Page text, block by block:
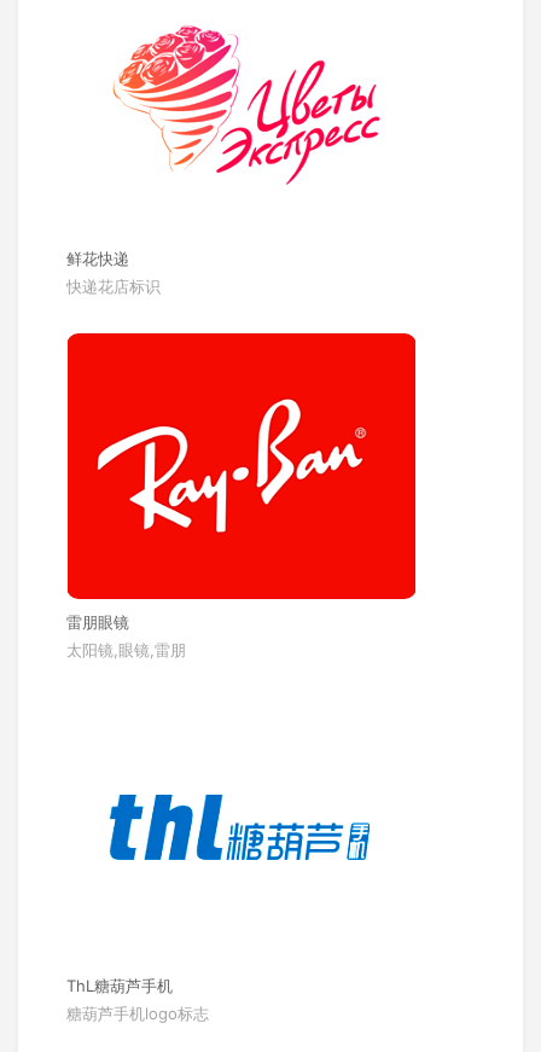
鲜花快递
快递花店标识
雷朋眼镜
太阳镜,眼镜,雷朋
ThL糖葫芦手机
糖葫芦手机logo标志